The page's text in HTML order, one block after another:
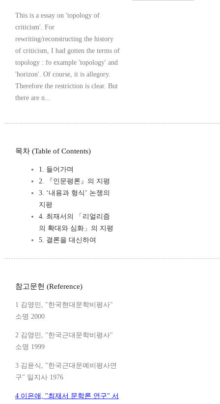
This is a essay on 'topology of
criticism'. For
rewriting/reconstructing the history
of criticism, I had gotten the terms of
topology : fo example 'topology' and
'horizon'. Of course, it is allegory.
Therefore the restriction is clear. But
there are n...
목차 (Table of Contents)
1. 들어가며
2. 『인문평론』의 지평
3. ‘내용과 형식’ 논쟁의
지평
4. 최재서의 「리얼리즘
의 확대와 심화」의 지평
5. 결론을 대신하여
참고문헌 (Reference)
1 김영민, "한국현대문학비평사"
소명 2000
2 김영민, "한국근대문학비평사"
소명 1999
3 김윤식, "한국근대문예비평사연
구" 일지사 1976
4 이은애, "최재서 문학론 연구" 서